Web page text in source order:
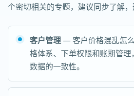
个密切相关的专题，建议同步了解，
客户管理— 客户价格混乱怎
格体系、下单权限和账期管理
数据的一致性。